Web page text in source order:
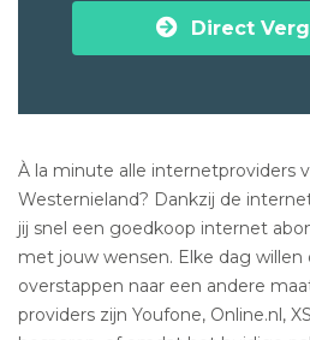
Direct
À la minute alle internetproviders
Westernieland? Dankzij de
jij snel een goedkoop internet
met jouw wensen. Elke dag
overstappen naar een andere
providers zijn Youfone, Online.nl,